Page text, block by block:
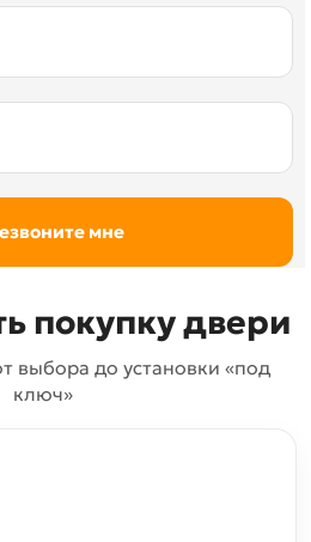
покупку двери
выбора до установки «под
ключ»